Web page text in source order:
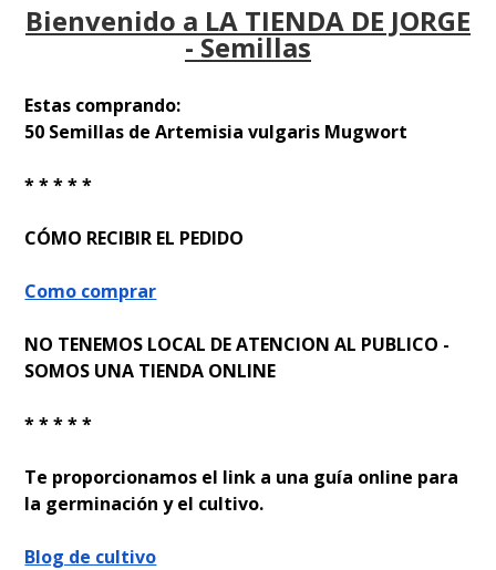
Bienvenido a LA TIENDA DE JORGE
- Semillas
Estas comprando:
50 Semillas de Artemisia vulgaris Mugwort
* * * * *
CÓMO RECIBIR EL PEDIDO
Como comprar
NO TENEMOS LOCAL DE ATENCION AL PUBLICO -
SOMOS UNA TIENDA ONLINE
* * * * *
Te proporcionamos el link a una guía online para
la germinación y el cultivo.
Blog de cultivo